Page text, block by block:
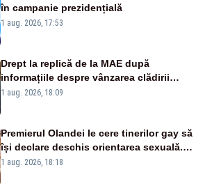
în campanie prezidențială
1 aug. 2026, 17:53
Drept la replică de la MAE după
informațiile despre vânzarea clădirii
statului român din Manhattan
1 aug. 2026, 18:09
Premierul Olandei le cere tinerilor gay să
își declare deschis orientarea sexuală.
Apel făcut la Amsterdam Pride
1 aug. 2026, 18:18